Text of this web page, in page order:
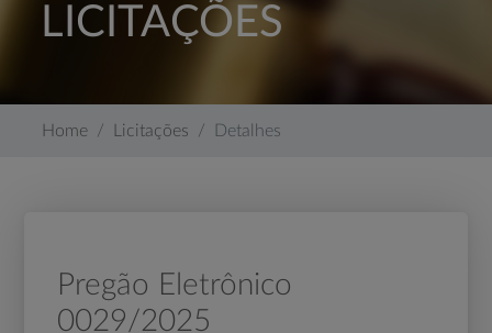
LICITAÇÕES
Home Licitações Detalhes
Pregão Eletrônico
0029/2025